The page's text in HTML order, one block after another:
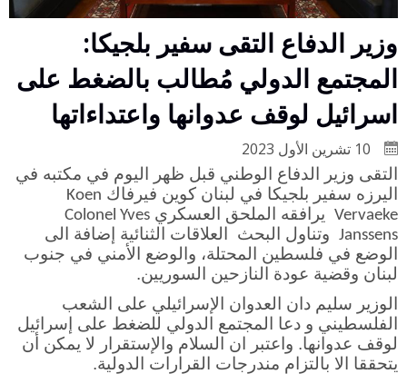
وزير الدفاع التقى سفير بلجيكا:
المجتمع الدولي مُطالب بالضغط على
اسرائيل لوقف عدوانها واعتداءاتها
التقى وزير الدفاع الوطني قبل ظهر اليوم في مكتبه في
اليرزه سفير بلجيكا في لبنان كوين فيرفاك Koen
Vervaeke يرافقه الملحق العسكري Colonel Yves
Janssens وتناول البحث العلاقات الثنائية إضافة الى
الوضع في فلسطين المحتلة، والوضع الأمني في جنوب
لبنان وقضية عودة النازحين السوريين.
الوزير سليم دان العدوان الإسرائيلي على الشعب
الفلسطيني و دعا المجتمع الدولي للضغط على إسرائيل
لوقف عدوانها. واعتبر ان السلام والإستقرار لا يمكن أن
يتحققا الا بالتزام مندرجات القرارات الدولية.